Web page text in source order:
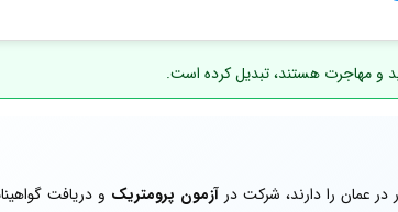
و مهاجرت هستند، تبدیل کرده است.
در عمان را دارند، شرکت در آزمون پرومتریک و دریافت